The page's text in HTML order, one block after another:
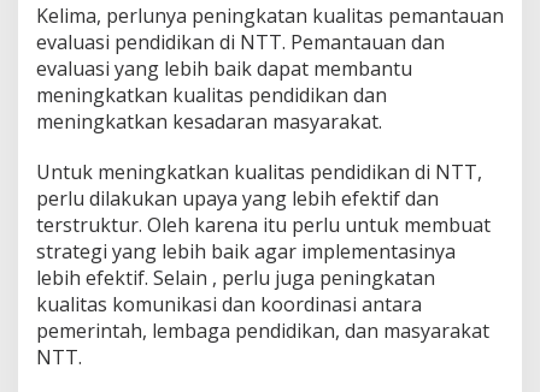
Kelima, perlunya peningkatan kualitas pemantauan
evaluasi pendidikan di NTT. Pemantauan dan
evaluasi yang lebih baik dapat membantu
meningkatkan kualitas pendidikan dan
meningkatkan kesadaran masyarakat.
Untuk meningkatkan kualitas pendidikan di NTT,
perlu dilakukan upaya yang lebih efektif dan
terstruktur. Oleh karena itu perlu untuk membuat
strategi yang lebih baik agar implementasinya
lebih efektif. Selain , perlu juga peningkatan
kualitas komunikasi dan koordinasi antara
pemerintah, lembaga pendidikan, dan masyarakat
NTT.